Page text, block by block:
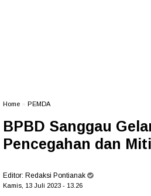
Home PEMDA
BPBD Sanggau
Pencegahan dan
Editor: Redaksi Pontianak
Kamis, 13 Juli 2023 - 13.26